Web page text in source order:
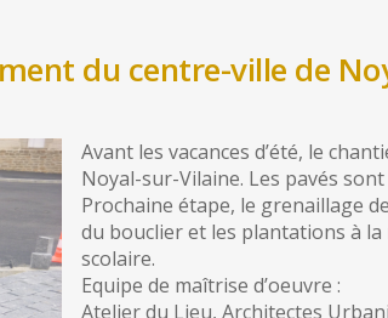
du centre-ville de
Avant les vacances d’été, le
Noyal-sur-Vilaine. Les pavés sont
Prochaine étape, le grenaillage
du bouclier et les plantations à
scolaire.
Equipe de maîtrise d’oeuvre :
Atelier du Lieu, Architectes